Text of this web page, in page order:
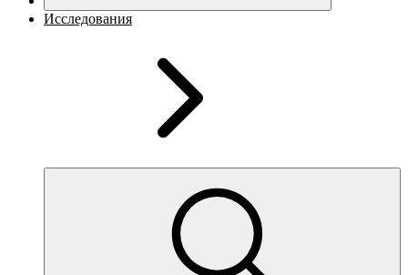
Исследования